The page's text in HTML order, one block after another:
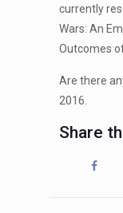
currently
Wars: An
Outcomes
Are there
2016.
Share